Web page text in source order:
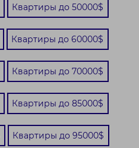
Квартиры до 50000$
Квартиры до 60000$
Квартиры до 70000$
Квартиры до 85000$
Квартиры до 95000$